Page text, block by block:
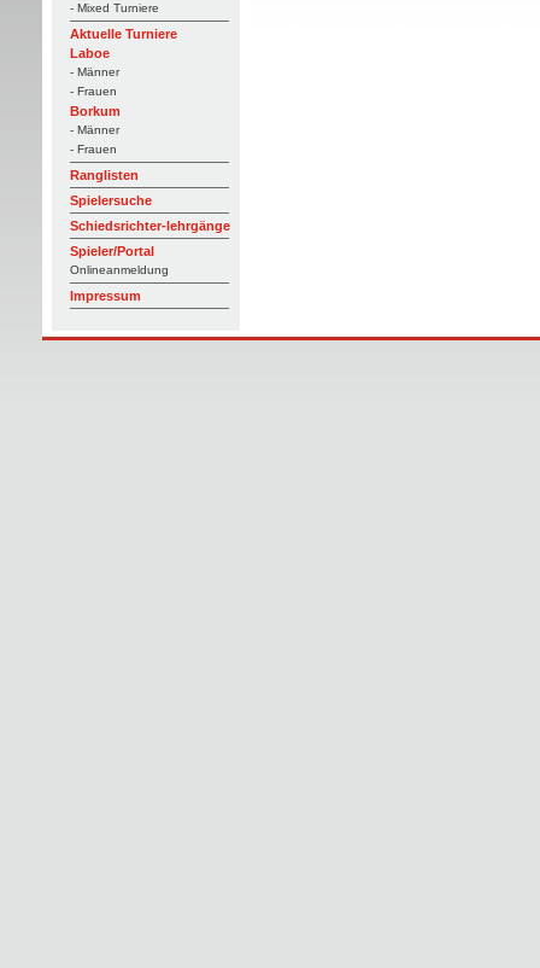
- Mixed Turniere
Aktuelle Turniere
Laboe
- Männer
- Frauen
Borkum
- Männer
- Frauen
Ranglisten
Spielersuche
Schiedsrichter-lehrgänge
Spieler/Portal
Onlineanmeldung
Impressum